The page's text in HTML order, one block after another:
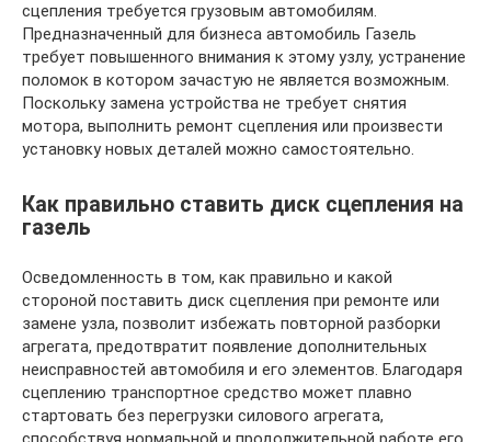
сцепления требуется грузовым автомобилям.
Предназначенный для бизнеса автомобиль Газель
требует повышенного внимания к этому узлу, устранение
поломок в котором зачастую не является возможным.
Поскольку замена устройства не требует снятия
мотора, выполнить ремонт сцепления или произвести
установку новых деталей можно самостоятельно.
Как правильно ставить диск сцепления на
газель
Осведомленность в том, как правильно и какой
стороной поставить диск сцепления при ремонте или
замене узла, позволит избежать повторной разборки
агрегата, предотвратит появление дополнительных
неисправностей автомобиля и его элементов. Благодаря
сцеплению транспортное средство может плавно
стартовать без перегрузки силового агрегата,